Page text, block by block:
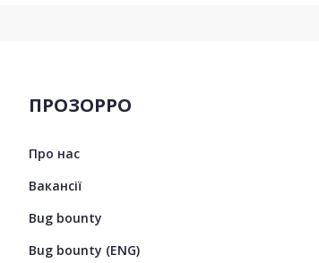
ПРОЗОРРО
Про нас
Вакансії
Bug bounty
Bug bounty (ENG)